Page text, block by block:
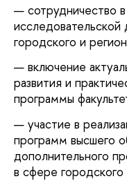
сотрудничество
городского и
включение
развития и
программы
участие в
программ высшего
дополнительного
в сфере городского